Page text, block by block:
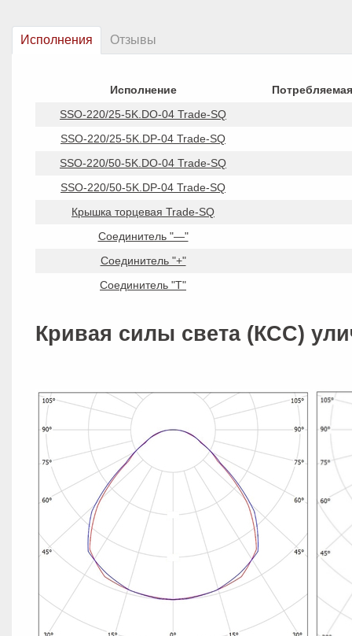
Исполнения Отзывы
Исполнение
SSO-220/25-5K.DO-04 Trade-SQ
SSO-220/25-5K.DP-04 Trade-SQ
SSO-220/50-5K.DO-04 Trade-SQ
SSO-220/50-5K.DP-04 Trade-SQ
Крышка торцевая Trade-SQ
Соединитель "—"
Соединитель "+"
Соединитель "Т"
Кривая силы света (КСС)